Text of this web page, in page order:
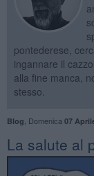
pontederese,
ingannare il
alla fine manca,
stesso.
Blog Domenica 07
​La salute al